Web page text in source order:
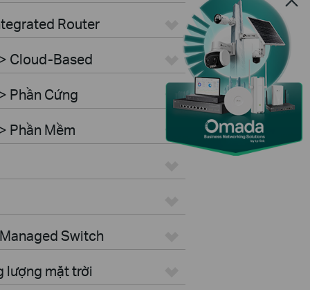
Router
Cloud-Based
Phần Cứng
Phần Mềm
Switch
lượng mặt trời